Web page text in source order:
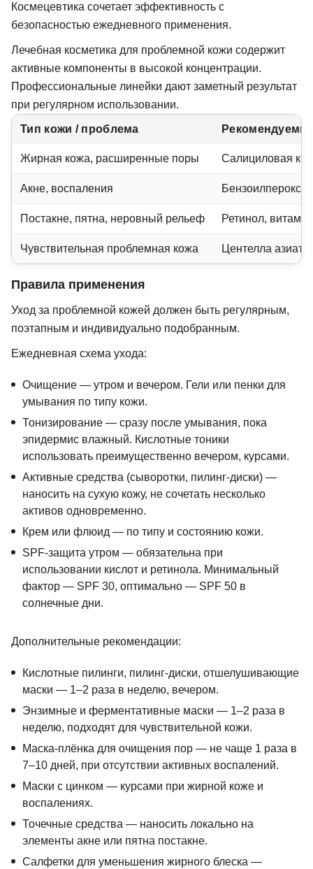
Космецевтика сочетает эффективность с
безопасностью ежедневного применения.
Лечебная косметика для проблемной кожи содержит
активные компоненты в высокой концентрации.
Профессиональные линейки дают заметный результат
при регулярном использовании.
Тип кожи / проблема
Жирная кожа, расширенные поры Салициловая
Акне, воспаления
Постакне, пятна, неровный рельеф Ретинол,
Чувствительная проблемная кожа Центелла
Правила применения
Уход за проблемной кожей должен быть регулярным,
поэтапным и индивидуально подобранным.
Ежедневная схема ухода:
Очищение — утром и вечером. Гели или пенки для
умывания по типу кожи.
Тонизирование — сразу после умывания, пока
эпидермис влажный. Кислотные тоники
использовать преимущественно вечером, курсами.
Активные средства (сыворотки, пилинг-диски) —
наносить на сухую кожу, не сочетать несколько
активов одновременно.
Крем или флюид — по типу и состоянию кожи.
SPF-защита утром — обязательна при
использовании кислот и ретинола. Минимальный
фактор — SPF 30, оптимально — SPF 50 в
солнечные дни.
Дополнительные рекомендации:
Кислотные пилинги, пилинг-диски, отшелушивающие
маски — 1–2 раза в неделю, вечером.
Энзимные и ферментативные маски — 1–2 раза в
неделю, подходят для чувствительной кожи.
Маска-плёнка для очищения пор — не чаще 1 раза в
7–10 дней, при отсутствии активных воспалений.
Маски с цинком — курсами при жирной коже и
воспалениях.
Точечные средства — наносить локально на
элементы акне или пятна постакне.
Салфетки для уменьшения жирного блеска —